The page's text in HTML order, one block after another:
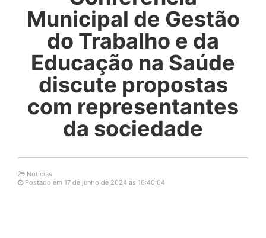
Municipal de Gestão
do Trabalho e da
Educação na Saúde
discute propostas
com representantes
da sociedade
Notícias
Postado em 17 de junho de 2024 as 16:40:04